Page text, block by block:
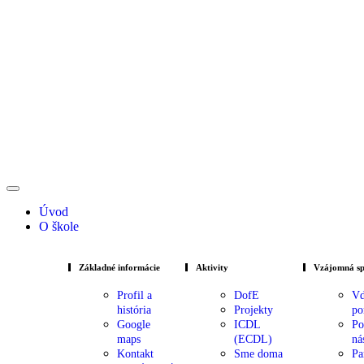
Úvod
O škole
Základné informácie
Profil a
história
Google
maps
Kontakt
Aktivity
DofE
Projekty
ICDL
(ECDL)
Sme doma
Vzájomná